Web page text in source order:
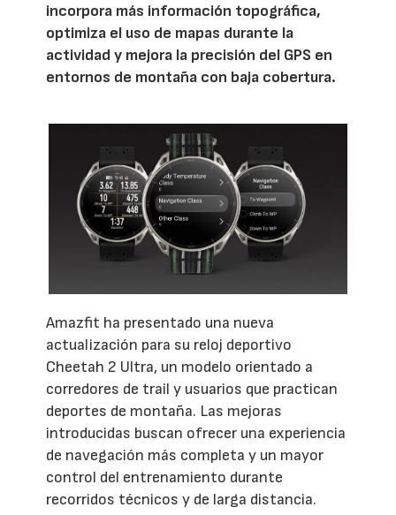
incorpora más información topográfica,
optimiza el uso de mapas durante la
actividad y mejora la precisión del GPS en
entornos de montaña con baja cobertura.
Amazfit ha presentado una nueva
actualización para su reloj deportivo
Cheetah 2 Ultra, un modelo orientado a
corredores de trail y usuarios que practican
deportes de montaña. Las mejoras
introducidas buscan ofrecer una experiencia
de navegación más completa y un mayor
control del entrenamiento durante
recorridos técnicos y de larga distancia.